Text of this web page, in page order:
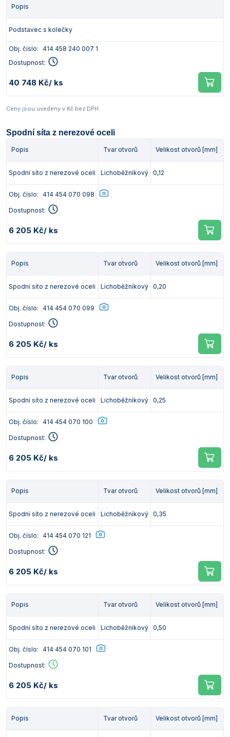
Popis
Podstavec s kolečky
Obj. číslo: 414 458 240 007 1
Dostupnost:
40 748 Kč/ ks
Ceny jsou uvedeny v Kč bez DPH.
Spodní síta z nerezové oceli
Popis Tvar otvorů Velikost otvorů [mm]
Spodní síto z nerezové oceli Lichoběžníkový 0,12
Obj. číslo: 414 454 070 098
Dostupnost:
6 205 Kč/ ks
Popis Tvar otvorů Velikost otvorů [mm]
Spodní síto z nerezové oceli Lichoběžníkový 0,20
Obj. číslo: 414 454 070 099
Dostupnost:
6 205 Kč/ ks
Popis Tvar otvorů Velikost otvorů [mm]
Spodní síto z nerezové oceli Lichoběžníkový 0,25
Obj. číslo: 414 454 070 100
Dostupnost:
6 205 Kč/ ks
Popis Tvar otvorů Velikost otvorů [mm]
Spodní síto z nerezové oceli Lichoběžníkový 0,35
Obj. číslo: 414 454 070 121
Dostupnost:
6 205 Kč/ ks
Popis Tvar otvorů Velikost otvorů [mm]
Spodní síto z nerezové oceli Lichoběžníkový 0,50
Obj. číslo: 414 454 070 101
Dostupnost:
6 205 Kč/ ks
Popis Tvar otvorů Velikost otvorů [mm]